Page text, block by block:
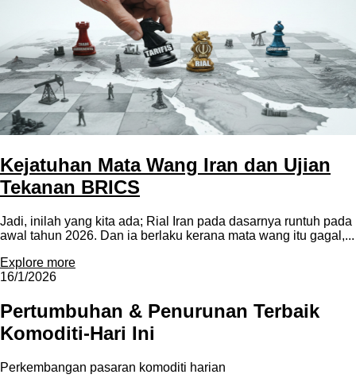
Kejatuhan Mata Wang Iran dan Ujian
Tekanan BRICS
Jadi, inilah yang kita ada; Rial Iran pada dasarnya runtuh pada
awal tahun 2026. Dan ia berlaku kerana mata wang itu gagal,...
Explore more
16/1/2026
Pertumbuhan & Penurunan Terbaik
Komoditi-Hari Ini
Perkembangan pasaran komoditi harian